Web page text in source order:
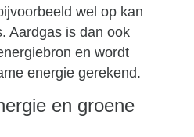
wel op kan
Aardgas is dan ook
en wordt
energie gerekend.
en groene